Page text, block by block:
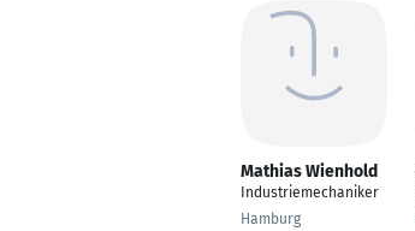
Mathias Wienhold
Industriemechaniker
Hamburg